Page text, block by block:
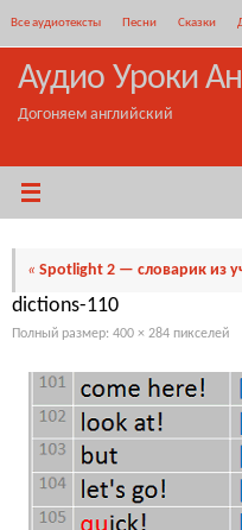
содержимому
Все аудиотексты Песни Сказки
Аудио Уроки
Догоняем английский
« Spotlight 2 — словарик из
dictions-110
Полный размер: 400 × 284 пикселей